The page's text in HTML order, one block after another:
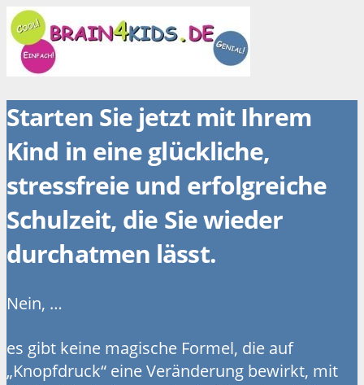
Starten Sie jetzt mit Ihrem
Kind in eine glückliche,
stressfreie und erfolgreiche
Schulzeit, die Sie wieder
durchatmen lässt.
Nein, …
es gibt keine magische Formel, die auf
„Knopfdruck“ eine Veränderung bewirkt, mit